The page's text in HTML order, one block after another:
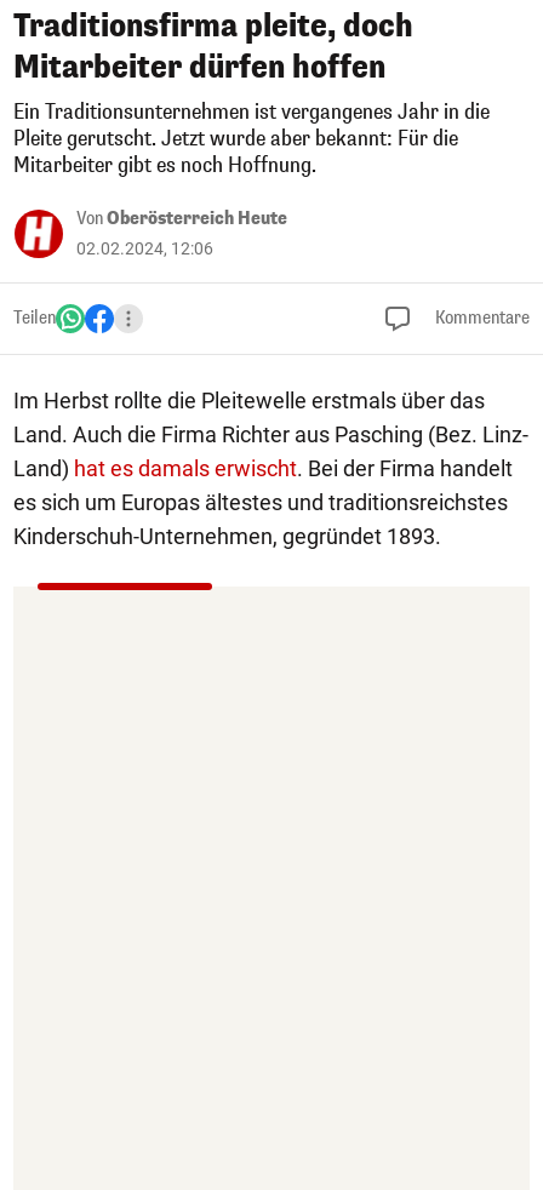
Traditionsfirma pleite, doch
Mitarbeiter dürfen hoffen
Ein Traditionsunternehmen ist vergangenes Jahr in die
Pleite gerutscht. Jetzt wurde aber bekannt: Für die
Mitarbeiter gibt es noch Hoffnung.
VonOberösterreich Heute
02.02.2024, 12:06
Teilen Kommentare
Im Herbst rollte die Pleitewelle erstmals über das
Land. Auch die Firma Richter aus Pasching (Bez. Linz-
Land) hat es damals erwischt. Bei der Firma handelt
es sich um Europas ältestes und traditionsreichstes
Kinderschuh-Unternehmen, gegründet 1893.